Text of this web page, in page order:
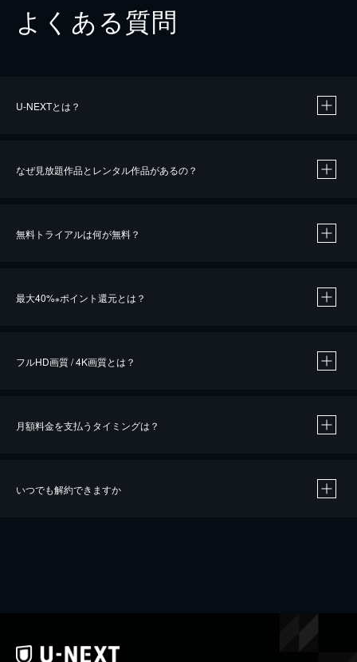
よくある質問
U-NEXTとは？
なぜ見放題作品とレンタル作品があるの？
無料トライアルは何が無料？
最大40%※ポイント還元とは？
※40％ポイント還元の対象は、クレジットカード決済による作品の購入 / レンタルです。
フルHD画質 / 4K画質とは？
月額料金を支払うタイミングは？
いつでも解約できますか